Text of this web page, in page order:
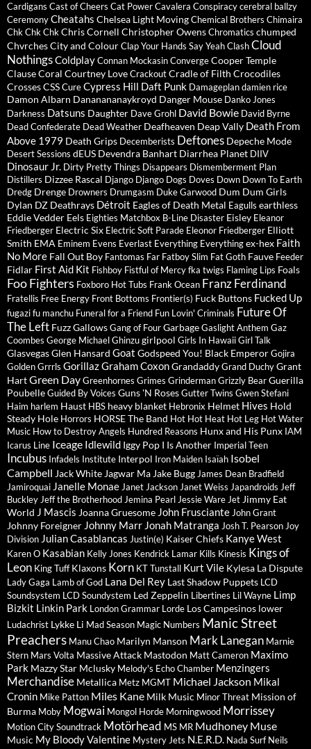
Cardigans Cast of Cheers Cat PowerCavalera Conspiracycerebral ballzy
CeremonyCheatahs Chelsea Light MovingChemical Brothers Chimaira
Chk Chk ChkChris Cornell Christopher OwensChromatics chumped
ChvrchesCity and ColourClap Your Hands Say YeahClashCloud
NothingsColdplayConnan MockasinConvergeCooper Temple
ClauseCoral Courtney LoveCrackoutCradle of Filth Crocodiles
CrossesCSSCureCypress Hill Daft Punk Damageplandamien rice
Damon Albarn Dananananaykroyd Danger Mouse Danko Jones
Darkness Datsuns Daughter Dave Grohl David Bowie David Byrne
Dead Confederate Dead Weather Deafheaven Deap Vally Death From
Above 1979 Death Grips Decemberists Deftones Depeche Mode
Desert Sessions dEUS Devendra Banhart Diarrhea Planet DIIV
Dinosaur Jr. Dirty Pretty Things Disappears Dismemberment Plan
Distillers Dizzee Rascal Django Django Dogs Doves Down Down To Earth
Dredg Drenge Drowners Drumgasm Duke Garwood Dum Dum Girls
Dylan DZ Deathrays Détroit Eagles of Death Metal Eagulls earthless
Eddie Vedder Eels Eighties Matchbox B-Line Disaster Eisley Eleanor
Friedberger Electric Six Electric Soft Parade Eleonor Friedberger Elliott
Smith EMA Eminem Evens Everlast Everything Everythingex-hex Faith
No More Fall Out Boy Fantomas Far Fatboy Slim Fat Goth Fauve Feeder
Fidlar First Aid Kit Fishboy Fistful of Mercyfka twigs Flaming Lips Foals
Foo Fighters Foxboro Hot Tubs Frank Ocean Franz Ferdinand
Fratellis Free Energy Front Bottoms Frontier(s) Fuck Buttons Fucked Up
fugazifu manchu Funeral for a Friend Fun Lovin' Criminals Future Of
The Left FuzzGallowsGang of FourGarbageGaslight Anthem Gaz
Coombes George MichaelGhinzugirlpool Girls In HawaiiGirl Talk
GlasvegasGlen Hansard Goat Godspeed You! Black EmperorGojira
Golden Grrrls GorillazGraham CoxonGrandaddyGrand DuchyGrant
HartGreen DayGreenhornes Grimes GrindermanGrizzly BearGuerilla
PoubelleGuided By Voices Guns 'N RosesGutter Twins Gwen Stefani
Haim harlem Haust HBS heavy blanket Hebronix Helmet Hives Hold
Steady Hole Horrors HORSE The Band Hot Hot Heat Hot Leg Hot Water
Music How to Destroy Angels Hundred Reasons Hunx and His Punx IAM
Icarus Line Iceage Idlewild Iggy Pop I Is Another Imperial Teen
Incubus Infadels Institute Interpol Iron Maiden Isaïah Isobel
Campbell Jack White Jagwar Ma Jake Bugg James Dean Bradfield
Jamiroquai Janelle Monae Janet Jackson Janet Weiss Japandroids Jeff
Buckley Jeff the Brotherhood Jemina Pearl Jessie Ware Jet Jimmy Eat
World J Mascis Joanna Gruesome John Frusciante John Grant
Johnny Foreigner Johnny Marr Jonah Matranga Josh T. Pearson Joy
Division Julian Casablancas Justin(e) Kaiser Chiefs Kanye West
Karen O Kasabian Kelly Jones Kendrick Lamar Kills Kinesis Kings of
Leon King Tuff Klaxons Korn KT Tunstall Kurt Vile Kylesa La Dispute
Lady Gaga Lamb of God Lana Del Rey Last Shadow Puppets LCD
Soundsystem LCD Soundystem Led Zeppelin Libertines Lil Wayne Limp
Bizkit Linkin Park London Grammar Lorde Los Campesinos lower
Ludachrist Lykke Li Mad Season Magic Numbers Manic Street
Preachers Manu Chao Marilyn Manson Mark Lanegan Marnie
Stern Mars Volta Massive Attack Mastodon Matt Cameron Maximo
Park Mazzy Star Mclusky Melody's Echo Chamber Menzingers
Merchandise Metallica Metz MGMT Michael Jackson Mikal
Cronin Mike Patton Miles Kane Milk Music Minor Threat Mission of
Burma Moby Mogwai Mongol Horde Morningwood Morrissey
Motion City Soundtrack Motörhead MS MR Mudhoney Muse
Music My Bloody Valentine Mystery Jets N.E.R.D. Nada Surf Neils